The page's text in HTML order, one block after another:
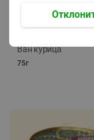
руб./шт
Корм влаж. для
Ван курица
75г